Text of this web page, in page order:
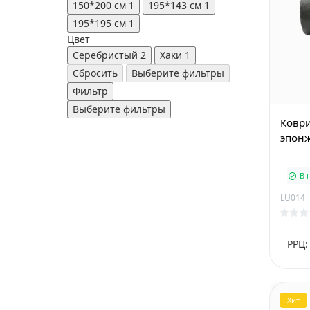
150*200 см 1 195*143 см 1
195*195 см 1
Цвет
Серебристый 2 Хаки 1
Сбросить
Выберите фильтры
Фильтр
Выберите фильтры
В
LU014
РРЦ:
Хит